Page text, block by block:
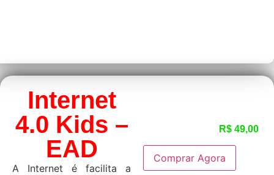
Internet
4.0 Kids –
EAD
A Internet é facilita a
R$49,00
Comprar Agora